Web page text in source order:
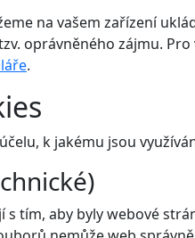
na vašem zařízení
oprávněného zájmu.
.
k jakému jsou
s tím, aby byly webové